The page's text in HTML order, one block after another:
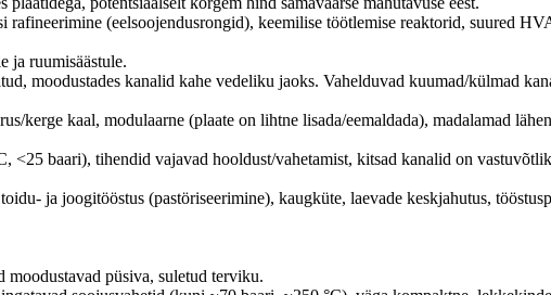
rafineerimine (eelsoojendusrongid), keemilise töötlemise reaktorid, suured
ja ruumisäästule.
moodustades kanalid kahe vedeliku jaoks. Vahelduvad kuumad/külmad
kerge kaal, modulaarne (plaate on lihtne lisada/eemaldada), madalamad
baari), tihendid vajavad hooldust/vahetamist, kitsad kanalid on
ja joogitööstus (pastöriseerimine), kaugküte, laevade keskjahutus,
püsiva, suletud terviku.